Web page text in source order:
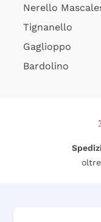
Nerello
Tignanello
Gaglioppo
Bardolino